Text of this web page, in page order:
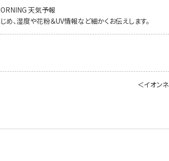
天気予報
、湿度や花粉＆UV情報など細かくお伝えします。
＜イオン